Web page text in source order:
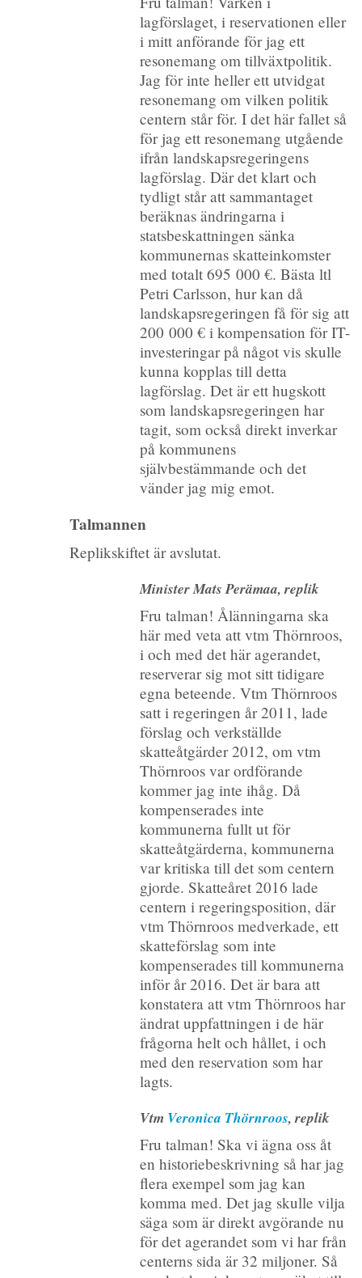
lagförslaget, i reservationen eller
i mitt anförande för jag ett
resonemang om tillväxtpolitik.
Jag för inte heller ett utvidgat
resonemang om vilken politik
centern står för. I det här fallet så
för jag ett resonemang utgående
ifrån landskapsregeringens
lagförslag. Där det klart och
tydligt står att sammantaget
beräknas ändringarna i
statsbeskattningen sänka
kommunernas skatteinkomster
med totalt 695 000 €. Bästa ltl
Petri Carlsson, hur kan då
landskapsregeringen få för sig att
200 000 € i kompensation för IT-
investeringar på något vis skulle
kunna kopplas till detta
lagförslag. Det är ett hugskott
som landskapsregeringen har
tagit, som också direkt inverkar
på kommunens
självbestämmande och det
vänder jag mig emot.
Talmannen
Replikskiftet är avslutat.
Minister Mats Perämaa, replik
Fru talman! Ålänningarna ska
här med veta att vtm Thörnroos,
i och med det här agerandet,
reserverar sig mot sitt tidigare
egna beteende. Vtm Thörnroos
satt i regeringen år 2011, lade
förslag och verkställde
skatteåtgärder 2012, om vtm
Thörnroos var ordförande
kommer jag inte ihåg. Då
kompenserades inte
kommunerna fullt ut för
skatteåtgärderna, kommunerna
var kritiska till det som centern
gjorde. Skatteåret 2016 lade
centern i regeringsposition, där
vtm Thörnroos medverkade, ett
skatteförslag som inte
kompenserades till kommunerna
inför år 2016. Det är bara att
konstatera att vtm Thörnroos har
ändrat uppfattningen i de här
frågorna helt och hållet, i och
med den reservation som har
lagts.
Vtm Veronica Thörnroos, replik
Fru talman! Ska vi ägna oss åt
en historiebeskrivning så har jag
flera exempel som jag kan
komma med. Det jag skulle vilja
säga som är direkt avgörande nu
för det agerandet som vi har från
centerns sida är 32 miljoner. Så